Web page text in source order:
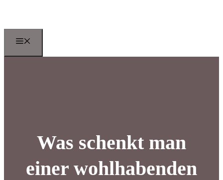
springen
Was schenkt man
einer wohlhabenden